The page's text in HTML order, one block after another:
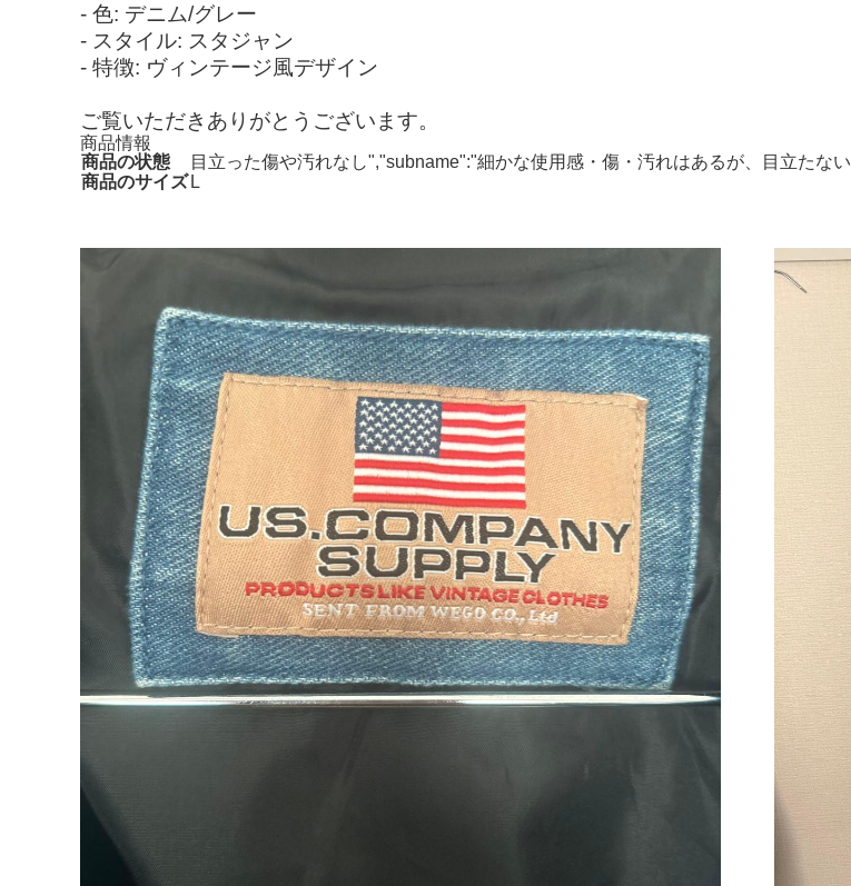
- 色: デニム/グレー
- スタイル: スタジャン
- 特徴: ヴィンテージ風デザイン
ご覧いただきありがとうございます。
商品情報
商品の状態
目立った傷や汚れなし","subname":"細かな使用感・傷・汚れはあるが、目立たない
商品のサイズ L